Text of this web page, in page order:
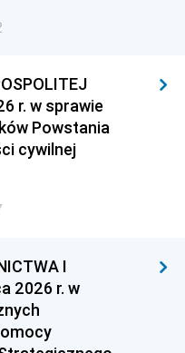
r. w sprawie
Powstania
cywilnej
I
2026 r. w